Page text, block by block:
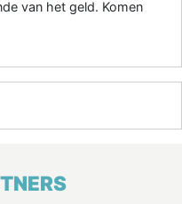
van het geld. Komen